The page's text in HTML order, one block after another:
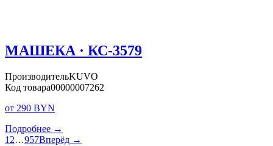
МАШЕКА · КС-3579
ПроизводительKUVO
Код товара00000007262
от 290 BYN
Подробнее →
1 2…957Вперёд →